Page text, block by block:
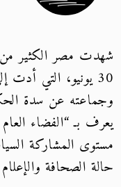
شهدت مصر الكثير من
30 يونيو، التي
وجماعته عن سدة
يعرف بـ “الفضاء
مستوى المشاركة
حالة الصحافة